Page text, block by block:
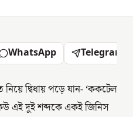
WhatsApp Telegram
দ্বিধায় পড়ে যান- ‘ককটেল
এই দুই শব্দকে একই জিনিস